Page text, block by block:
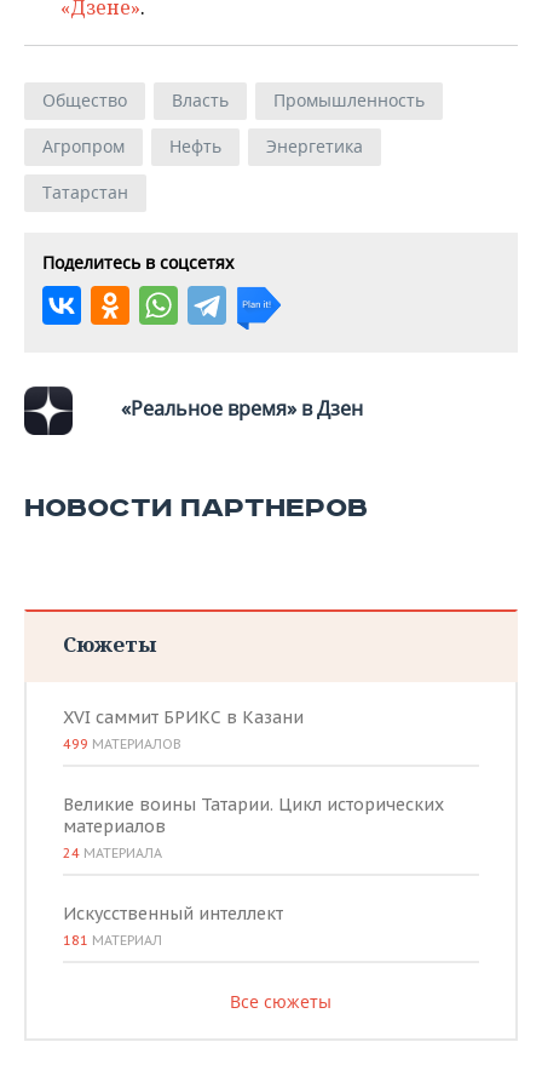
«Дзене».
Общество Власть
Промышленность
Агропром
Нефть
Энергетика
Татарстан
Поделитесь в соцсетях
«Реальное время» в Дзен
НОВОСТИ ПАРТНЕРОВ
Сюжеты
XVI саммит БРИКС в Казани
499 МАТЕРИАЛОВ
Великие воины Татарии. Цикл исторических
материалов
24 МАТЕРИАЛА
Искусственный интеллект
181 МАТЕРИАЛ
Все сюжеты